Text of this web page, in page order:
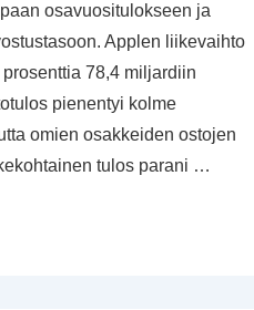
osavuositulokseen ja
Applen liikevaihto
78,4 miljardiin
pienentyi kolme
omien osakkeiden ostojen
tulos parani …